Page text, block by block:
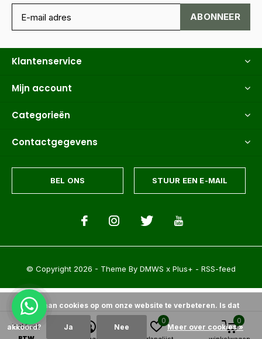
ABONNEER
Klantenservice
Mijn account
Categorieën
Contactgegevens
BEL ONS STUUR EEN E-MAIL
© Copyright 2026 - Theme By DMWS x Plus+ - RSS-feed
Incl.Excl.
0 0
Palmexpert bomen- en plantencentrum 9.6/ 10-1500+Reviews @
Wij slaan cookies op om onze website te verbeteren. Is dat
akkoord? Ja Nee Meer over cookies »